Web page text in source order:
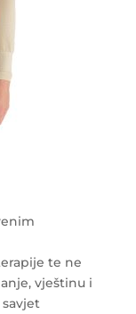
te ne
vještinu i